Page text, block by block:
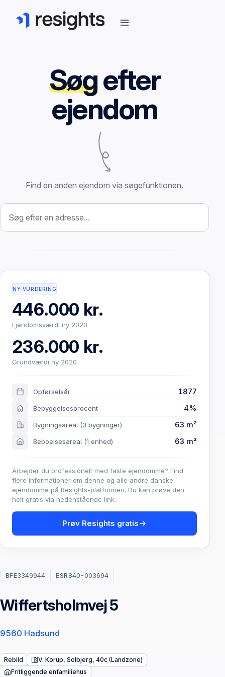
Søgefter
ejendom
Find en anden ejendom via søgefunktionen.
Søg efter ejendom
BFE3349944 ESR840-003694
Wiffertsholmvej 5
9560 Hadsund
Rebild
V. Korup, Solbjerg, 40c (Landzone)
Fritliggende enfamiliehus
NY VURDERING
446.000 kr.
Ejendomsværdi ny 2020
236.000 kr.
Grundværdi ny 2020
Opførselsår 1877
Bebyggelsesprocent 4%
Bygningsareal (3 bygninger) 63 m²
Beboelsesareal (1 enhed) 63 m²
Arbejder du professionelt med faste ejendomme? Find
flere informationer om denne og alle andre danske
ejendomme på Resights-platformen. Du kan prøve den
helt gratis via nedenstående link.
Prøv Resights gratis